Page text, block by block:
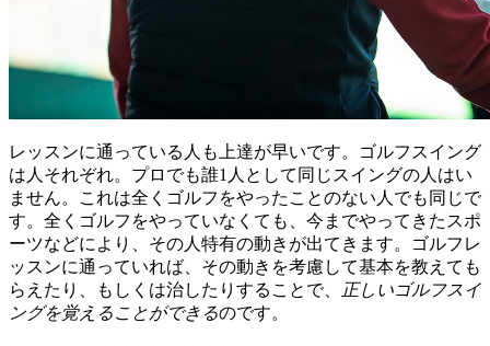
レッスンに通っている人も上達が早いです。ゴルフスイング
は人それぞれ。プロでも誰1人として同じスイングの人はい
ません。これは全くゴルフをやったことのない人でも同じで
す。全くゴルフをやっていなくても、今までやってきたスポ
ーツなどにより、その人特有の動きが出てきます。ゴルフレ
ッスンに通っていれば、その動きを考慮して基本を教えても
らえたり、もしくは治したりすることで、
正しいゴルフスイ
ングを覚えることができるのです。